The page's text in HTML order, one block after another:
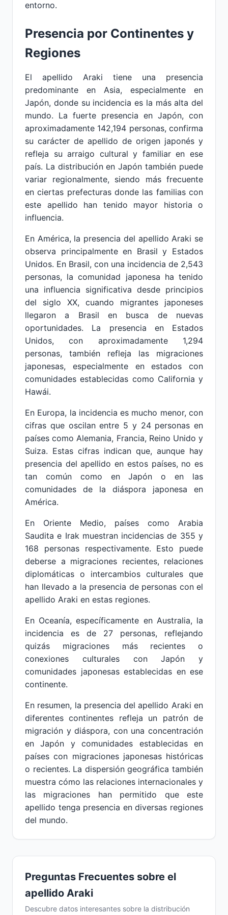
entorno.
Presencia por Continentes y
Regiones
El apellido Araki tiene una presencia
predominante en Asia, especialmente en
Japón, donde su incidencia es la más alta del
mundo. La fuerte presencia en Japón, con
aproximadamente 142,194 personas, confirma
su carácter de apellido de origen japonés y
refleja su arraigo cultural y familiar en ese
país. La distribución en Japón también puede
variar regionalmente, siendo más frecuente
en ciertas prefecturas donde las familias con
este apellido han tenido mayor historia o
influencia.
En América, la presencia del apellido Araki se
observa principalmente en Brasil y Estados
Unidos. En Brasil, con una incidencia de 2,543
personas, la comunidad japonesa ha tenido
una influencia significativa desde principios
del siglo XX, cuando migrantes japoneses
llegaron a Brasil en busca de nuevas
oportunidades. La presencia en Estados
Unidos, con aproximadamente 1,294
personas, también refleja las migraciones
japonesas, especialmente en estados con
comunidades establecidas como California y
Hawái.
En Europa, la incidencia es mucho menor, con
cifras que oscilan entre 5 y 24 personas en
países como Alemania, Francia, Reino Unido y
Suiza. Estas cifras indican que, aunque hay
presencia del apellido en estos países, no es
tan común como en Japón o en las
comunidades de la diáspora japonesa en
América.
En Oriente Medio, países como Arabia
Saudita e Irak muestran incidencias de 355 y
168 personas respectivamente. Esto puede
deberse a migraciones recientes, relaciones
diplomáticas o intercambios culturales que
han llevado a la presencia de personas con el
apellido Araki en estas regiones.
En Oceanía, específicamente en Australia, la
incidencia es de 27 personas, reflejando
quizás migraciones más recientes o
conexiones culturales con Japón y
comunidades japonesas establecidas en ese
continente.
En resumen, la presencia del apellido Araki en
diferentes continentes refleja un patrón de
migración y diáspora, con una concentración
en Japón y comunidades establecidas en
países con migraciones japonesas históricas
o recientes. La dispersión geográfica también
muestra cómo las relaciones internacionales y
las migraciones han permitido que este
apellido tenga presencia en diversas regiones
del mundo.
Preguntas Frecuentes sobre el
apellido Araki
Descubre datos interesantes sobre la distribución